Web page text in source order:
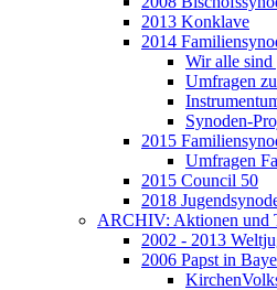
2013 Konklave
2014
Wir alle sind
Umfragen
Synoden-
2015
Umfragen
2015 Council 50
2018
ARCHIV: Aktionen und
2002 - 2013
2006 Papst in